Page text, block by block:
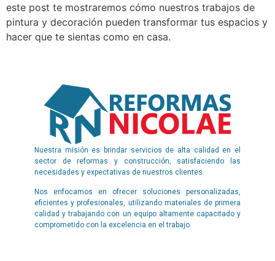
este post te mostraremos cómo nuestros trabajos de
pintura y decoración pueden transformar tus espacios y
hacer que te sientas como en casa.
Nuestra misión es brindar servicios de alta calidad en el
sector de reformas y construcción, satisfaciendo las
necesidades y expectativas de nuestros clientes.
Nos enfocamos en ofrecer soluciones personalizadas,
eficientes y profesionales, utilizando materiales de primera
calidad y trabajando con un equipo altamente capacitado y
comprometido con la excelencia en el trabajo.